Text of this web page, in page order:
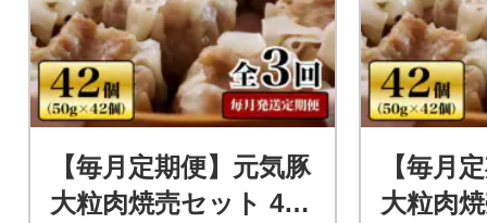
【毎月定期便】元気豚
大粒肉焼売セット 42
【毎月
大粒肉